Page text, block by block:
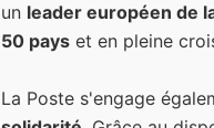
un leader européen de
50 pays et en pleine
La Poste s'engage